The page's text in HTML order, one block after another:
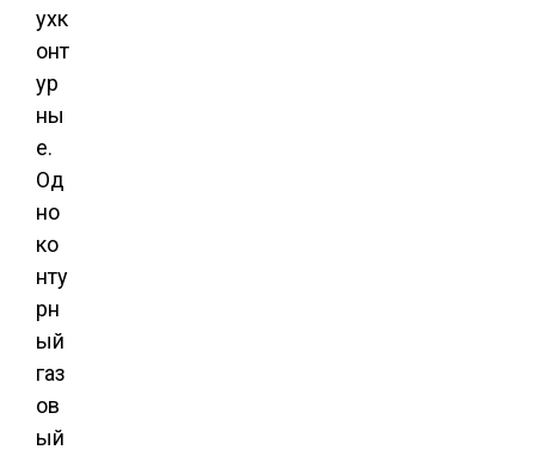
ухк
онт
ур
ны
е.
Од
но
ко
нту
рн
ый
газ
ов
ый